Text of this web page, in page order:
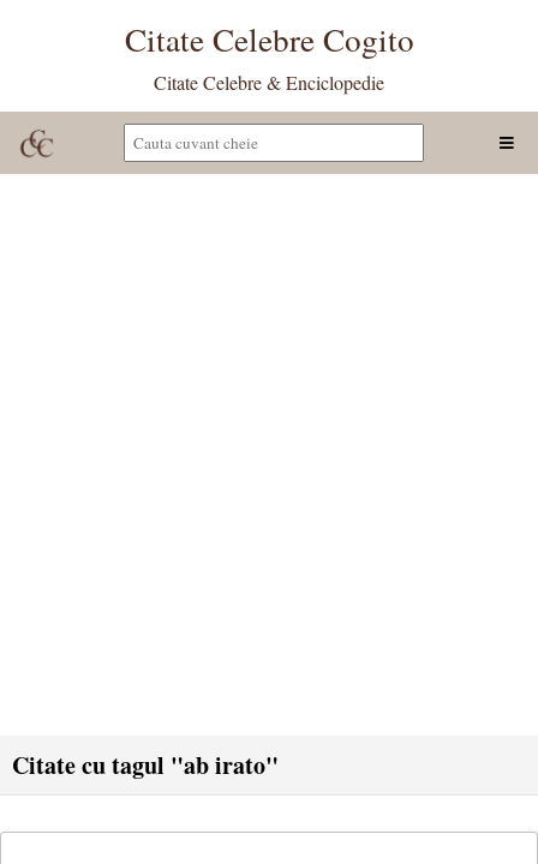
Citate Celebre Cogito
Citate Celebre & Enciclopedie
Citate cu tagul "ab irato"